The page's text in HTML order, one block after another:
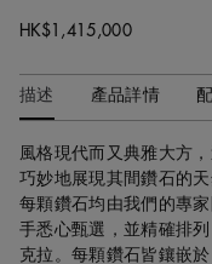
HK$1,415,000
描述 產品詳情
風格現代而又典雅大方
巧妙地展現其間鑽石的
每顆鑽石均由我們的專
手悉心甄選，並精確排
克拉。每顆鑽石皆鑲嵌